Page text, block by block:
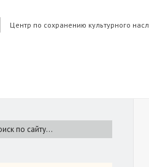
Центр по сохранению культурного